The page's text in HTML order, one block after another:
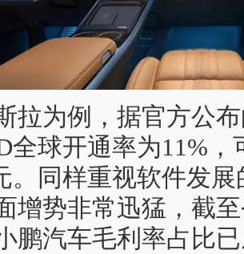
为例，据官方公布
全球开通率为11%
。同样重视软件发
增势非常迅猛，截
鹏汽车毛利率占比